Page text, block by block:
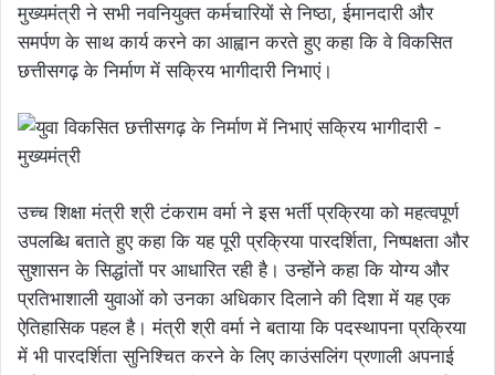
मुख्यमंत्री ने सभी नवनियुक्त कर्मचारियों से निष्ठा, ईमानदारी और
समर्पण के साथ कार्य करने का आह्वान करते हुए कहा कि वे विकसित
छत्तीसगढ़ के निर्माण में सक्रिय भागीदारी निभाएं।
उच्च शिक्षा मंत्री श्री टंकराम वर्मा ने इस भर्ती प्रक्रिया को महत्वपूर्ण
उपलब्धि बताते हुए कहा कि यह पूरी प्रक्रिया पारदर्शिता, निष्पक्षता और
सुशासन के सिद्धांतों पर आधारित रही है। उन्होंने कहा कि योग्य और
प्रतिभाशाली युवाओं को उनका अधिकार दिलाने की दिशा में यह एक
ऐतिहासिक पहल है। मंत्री श्री वर्मा ने बताया कि पदस्थापना प्रक्रिया
में भी पारदर्शिता सुनिश्चित करने के लिए काउंसलिंग प्रणाली अपनाई